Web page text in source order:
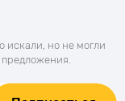
искали, но не могли